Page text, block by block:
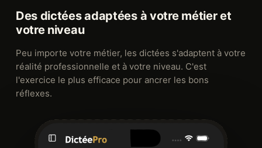
Des dictées adaptées à votre métier et
votre niveau
Peu importe votre métier, les dictées s'adaptent à votre
réalité professionnelle et à votre niveau. C'est
l'exercice le plus efficace pour ancrer les bons
réflexes.